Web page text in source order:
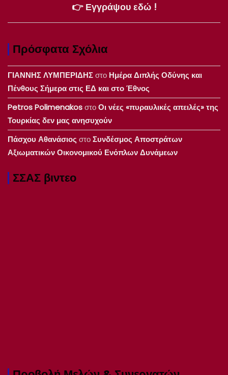
👉 Εγγράψου εδώ !
Πρόσφατα Σχόλια
ΓΙΑΝΝΗΣ ΛΥΜΠΕΡΙΔΗΣστο Ημέρα Διπλής Οδύνης και
Πένθους Σήμερα στις ΕΔ και στο Έθνος
Petros PolimenakosστοΟι νέες «πυραυλικές απειλές» της
Τουρκίας δεν μας ανησυχούν
Πάσχου ΑθανάσιοςστοΣυνδέσμος Αποστράτων
Αξιωματικών Οικονομικού Ενόπλων Δυνάμεων
ΣΣΑΣ βιντεο